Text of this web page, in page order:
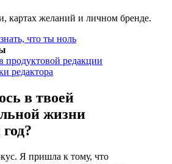
картах желаний и личном бренде.
что ты ноль
продуктовой редакции
редактора
в твоей
жизни
Я пришла к тому, что